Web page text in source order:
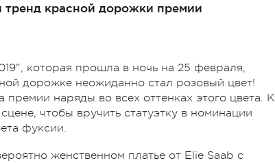
красной дорожки премии
которая прошла в ночь на 25 февраля,
дорожке неожиданно стал розовый цвет!
наряды во всех оттенках этого цвета. К
чтобы вручить статуэтку в номинации
фуксии.
женственном платье от Elie Saab с